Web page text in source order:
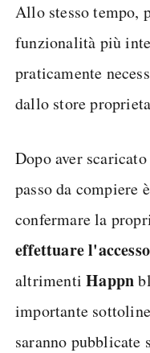
Allo stesso tempo,
funzionalità più
praticamente
dallo store
Dopo aver
passo da compiere è
confermare la
effettuare
altrimentiHappn
importante
saranno